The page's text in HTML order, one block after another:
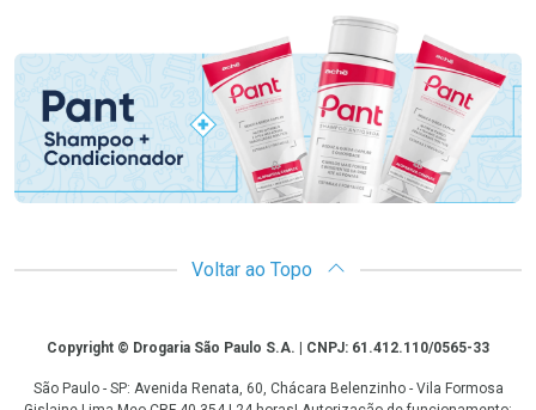
Voltar ao Topo
CopyrightCopyright © Drogaria São Paulo S.A. | CNPJ: 61.412.110/0565-33
São Paulo - SP: Avenida Renata, 60, Chácara Belenzinho - Vila Formosa